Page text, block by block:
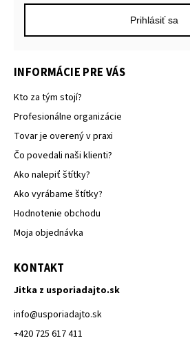
INFORMÁCIE PRE VÁS
Kto za tým stojí?
Profesionálne organizácie
Tovar je overený v praxi
Čo povedali naši klienti?
Ako nalepiť štítky?
Ako vyrábame štítky?
Hodnotenie obchodu
Moja objednávka
KONTAKT
Jitka z usporiadajto.sk
info@usporiadajto.sk
+420 725 617 411
Prihlásiť sa